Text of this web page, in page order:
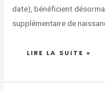
date), bénéficient
supplémentaire de
LIRE LA SUITE »